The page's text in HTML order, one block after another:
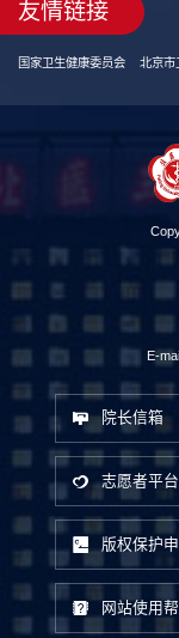
友情链接
国家卫生健康委员会 北京市
E-
院长信箱
志愿者平台
版权保护
网站使用